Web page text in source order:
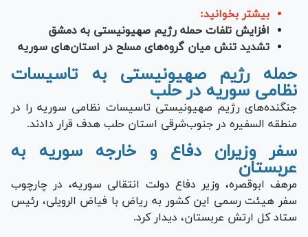
بیشتر بخوانید:
افزایش تلفات حمله رژیم صهیونیستی به دمشق
تشدید تنش میان گروه‌های مسلح در استان‌های سوریه
حمله رژیم صهیونیستی به تاسیسات
نظامی سوریه در حلب
جنگنده‌های رژیم صهیونیستی تاسیسات نظامی سوریه را در
منطقه السفیره در جنوب‌شرقی استان حلب هدف قرار دادند.
سفر وزیران دفاع و خارجه سوریه به
عربستان
مرهف ابوقصره، وزیر دفاع دولت انتقالی سوریه، در چارچوب
سفر هیئت رسمی این کشور به ریاض با فیاض الرویلی، رئیس
ستاد کل ارتش عربستان، دیدار کرد.